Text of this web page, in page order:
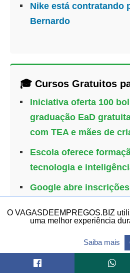
Nike está contratando
Bernardo
🎓 Cursos Gratuitos
Iniciativa oferta 100
graduação EaD
com TEA e mães de
Escola oferece
tecnologia e
Google abre
de emprego
O VAGASDEEMPREGOS.BIZ
uma melhor experiência
Saiba mais